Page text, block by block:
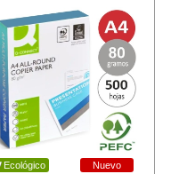
Ecológico Nuevo